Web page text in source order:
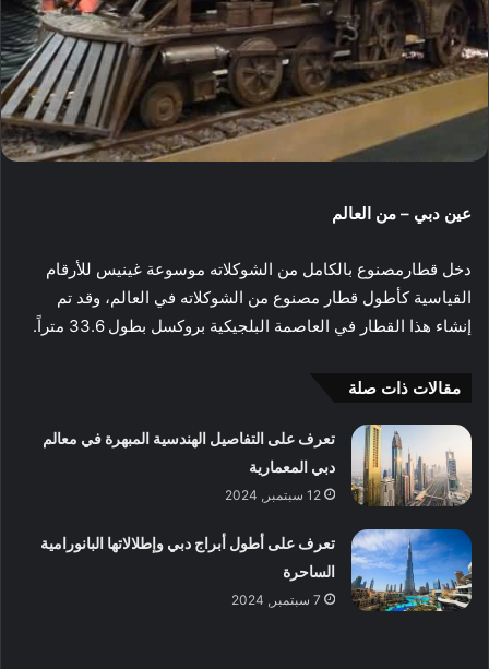
عين دبي – من العالم
دخل قطارمصنوع بالكامل من الشوكلاته موسوعة غينيس للأرقام
القياسية كأطول قطار مصنوع من الشوكلاته في العالم، وقد تم
إنشاء هذا القطار في العاصمة البلجيكية بروكسل بطول 33.6 متراً.
مقالات ذات صلة
تعرف على التفاصيل الهندسية المبهرة في معالم
دبي المعمارية
12 سبتمبر, 2024
تعرف على أطول أبراج دبي وإطلالاتها البانورامية
الساحرة
7 سبتمبر, 2024